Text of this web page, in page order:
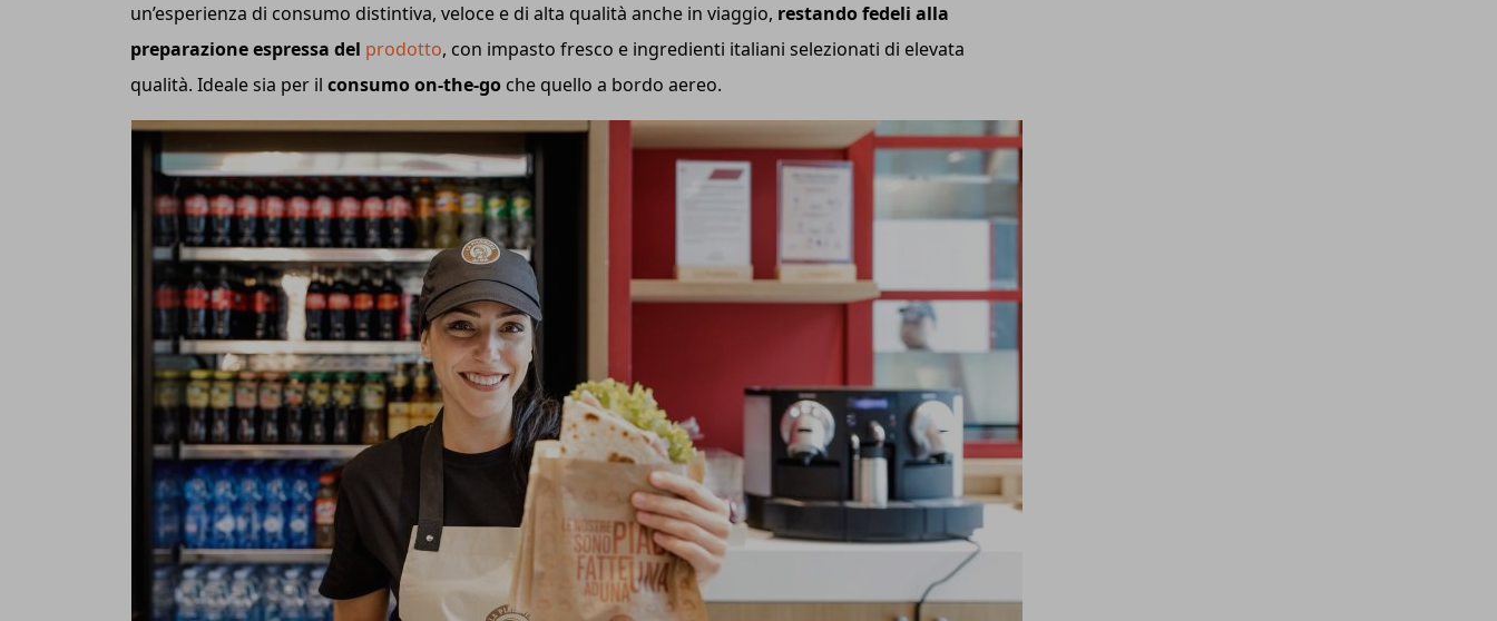
un’esperienza di consumo distintiva, veloce e di alta qualità anche in viaggio, restando fedeli alla
preparazione espressa del prodotto, con impasto fresco e ingredienti italiani selezionati di elevata
qualità. Ideale sia per il consumo on-the-go che quello a bordo aereo.